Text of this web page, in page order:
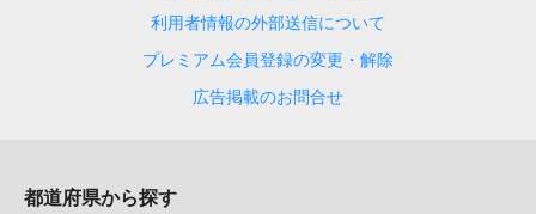
利用者情報の外部送信について
プレミアム会員登録の変更・解除
広告掲載のお問合せ
都道府県から探す